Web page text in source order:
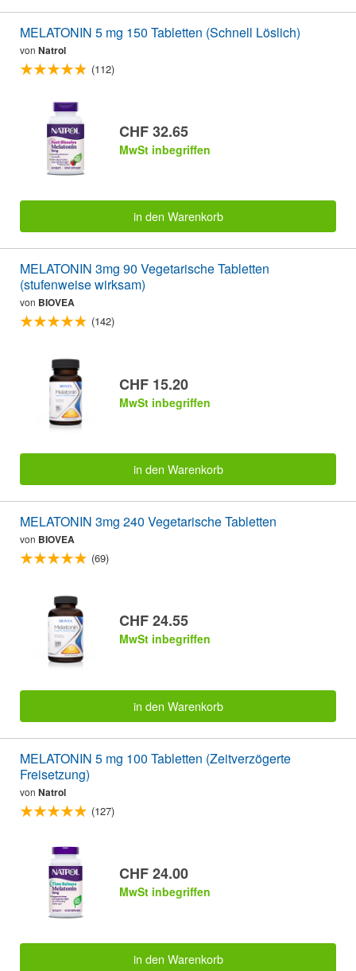
MELATONIN 5 mg 150 Tabletten (Schnell Löslich)
von Natrol
(112)
CHF 32.65
MwSt inbegriffen
in den Warenkorb
MELATONIN 3mg 90 Vegetarische Tabletten
(stufenweise wirksam)
von BIOVEA
(142)
CHF 15.20
MwSt inbegriffen
in den Warenkorb
MELATONIN 3mg 240 Vegetarische Tabletten
von BIOVEA
(69)
CHF 24.55
MwSt inbegriffen
in den Warenkorb
MELATONIN 5 mg 100 Tabletten (Zeitverzögerte
Freisetzung)
von Natrol
(127)
CHF 24.00
MwSt inbegriffen
in den Warenkorb